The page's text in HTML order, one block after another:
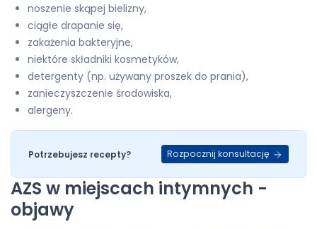
noszenie skąpej bielizny,
ciągłe drapanie się,
zakażenia bakteryjne,
niektóre składniki kosmetyków,
detergenty (np. używany proszek do prania),
zanieczyszczenie środowiska,
alergeny.
Potrzebujesz recepty? Rozpocznij konsultację
AZS w miejscach intymnych -
objawy